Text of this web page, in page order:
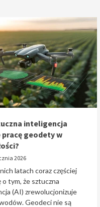
inteligencja
pracę geodety w
2026
latach coraz częściej
o tym, że sztuczna
(AI) zrewolucjonizuje
Geodeci nie są